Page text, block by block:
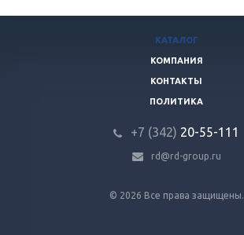
© 2026 Все права защищены.
КАТАЛОГ
КОМПАНИЯ
КОНТАКТЫ
ПОЛИТИКА
+7 (342) 20-55-111
rd@rd-group.ru